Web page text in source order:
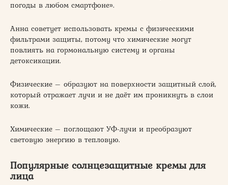
погоды в любом смартфоне».
Анна советует использовать кремы с физическими
фильтрами защиты, потому что химические могут
повлиять на гормональную систему и органы
детоксикации.
️Физические – образуют на поверхности защитный слой,
который отражает лучи и не даёт им проникнуть в слои
кожи.
️Химические – поглощают УФ-лучи и преобразуют
световую энергию в тепловую.
Популярные солнцезащитные кремы для
лица